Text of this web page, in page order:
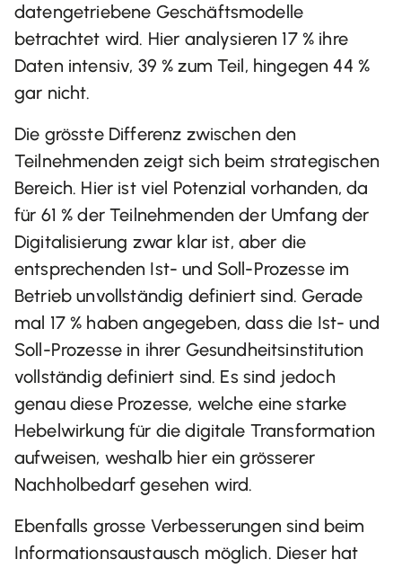
datengetriebene Geschäftsmodelle
betrachtet wird. Hier analysieren 17 % ihre
Daten intensiv, 39 % zum Teil, hingegen 44 %
gar nicht.
Die grösste Differenz zwischen den
Teilnehmenden zeigt sich beim strategischen
Bereich. Hier ist viel Potenzial vorhanden, da
für 61 % der Teilnehmenden der Umfang der
Digitalisierung zwar klar ist, aber die
entsprechenden Ist- und Soll-Prozesse im
Betrieb unvollständig definiert sind. Gerade
mal 17 % haben angegeben, dass die Ist- und
Soll-Prozesse in ihrer Gesundheitsinstitution
vollständig definiert sind. Es sind jedoch
genau diese Prozesse, welche eine starke
Hebelwirkung für die digitale Transformation
aufweisen, weshalb hier ein grösserer
Nachholbedarf gesehen wird.
Ebenfalls grosse Verbesserungen sind beim
Informationsaustausch möglich. Dieser hat